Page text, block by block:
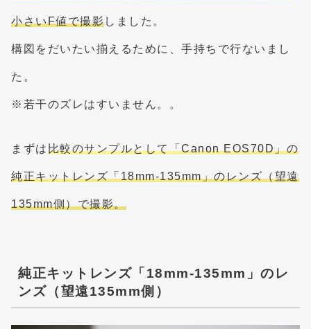
小さいF値で撮影しました。
構図をだいたい揃えるために、手持ちで行ないまし
た。
※若干のズレはすいません。。
まずは比較のサンプルとして「Canon EOS70D」の
純正キットレンズ「18mm-135mm」のレンズ（望遠
135mm側）で撮影。
純正キットレンズ「18mm-135mm」のレ
ンズ（望遠135mm側）